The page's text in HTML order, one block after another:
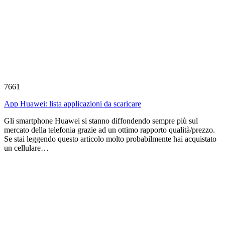
7661
App Huawei: lista applicazioni da scaricare
Gli smartphone Huawei si stanno diffondendo sempre più sul
mercato della telefonia grazie ad un ottimo rapporto qualità/prezzo.
Se stai leggendo questo articolo molto probabilmente hai acquistato
un cellulare…